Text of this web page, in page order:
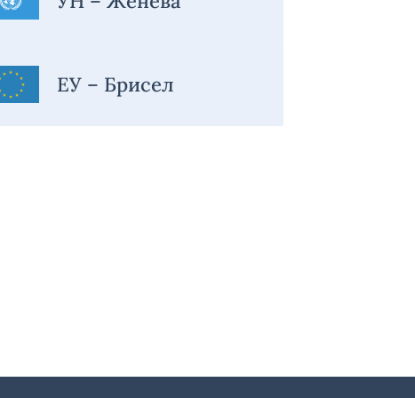
ЕУ – Брисел